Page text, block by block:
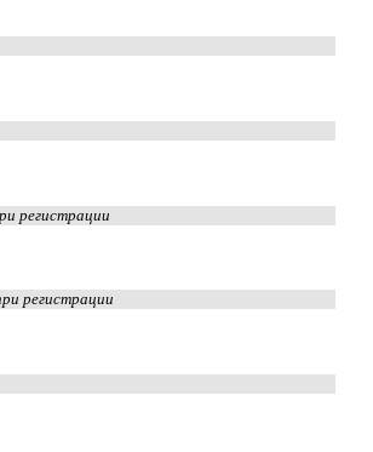
регистрации
регистрации